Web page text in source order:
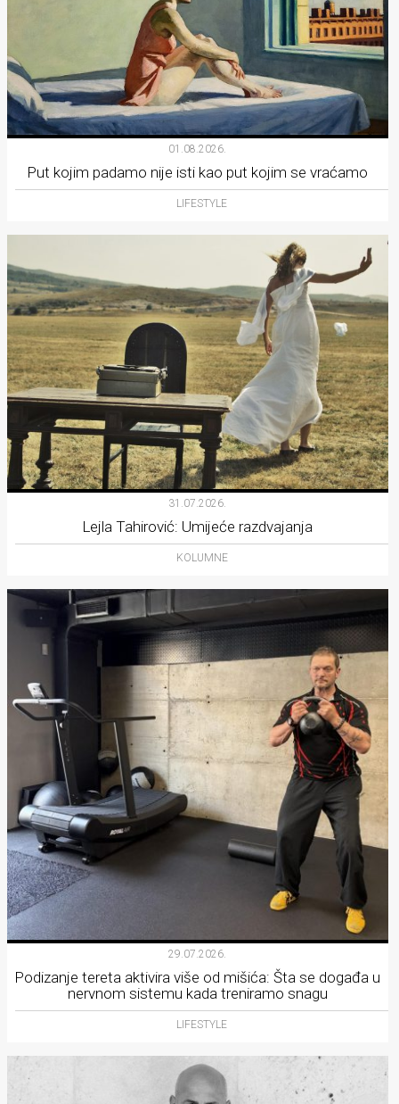
01.08.2026.
Put kojim padamo nije isti kao put kojim se vraćamo
LIFESTYLE
31.07.2026.
Lejla Tahirović: Umijeće razdvajanja
KOLUMNE
29.07.2026.
Podizanje tereta aktivira više od mišića: Šta se događa u
nervnom sistemu kada treniramo snagu
LIFESTYLE